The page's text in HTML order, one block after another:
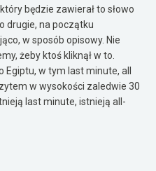
będzie zawierał to słowo
drugie, na początku
w sposób opisowy. Nie
żeby ktoś kliknął w to.
Egiptu, w tym last minute, all
w wysokości zaledwie 30
last minute, istnieją all-
tutaj, depozyt wynosi
to wiem, że jeśli szukam
strona i odpowie na moje